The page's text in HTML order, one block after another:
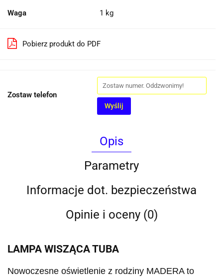
Waga 1 kg
Pobierz produkt do PDF
Zostaw telefon
Wyślij
Opis
Parametry
Informacje dot. bezpieczeństwa
Opinie i oceny (0)
LAMPA WISZĄCA TUBA
Nowoczesne oświetlenie z rodziny MADERA to